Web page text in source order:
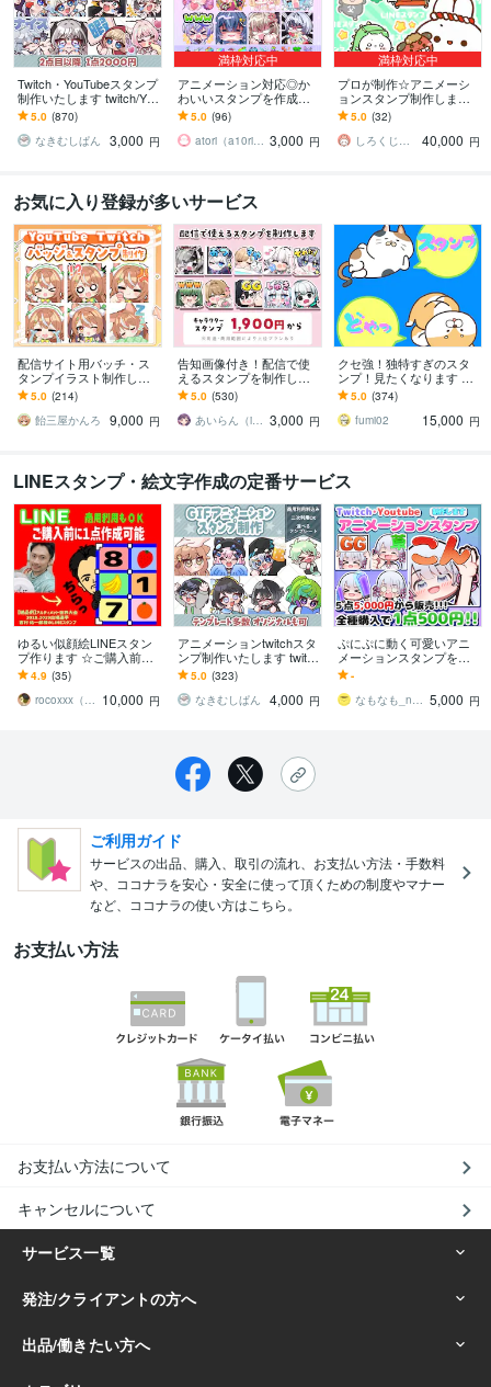
Twitch・YouTubeスタンプ
制作いたします twitch/You
Tube/tiktok配信用スタンプ
制作
5.0 (870)
なきむしぱん
3,000 円
満枠対応中
アニメーション対応◎か
わいいスタンプを作成し
ます 企業実績多数有！Yo
uTube・Twitch・TikTok☆
5.0 (96)
atori（a10ri_p） 3,000 円
満枠対応中
プロが制作☆アニメーシ
ョンスタンプ制作します L
INE、YouTube、Twitch用
アニメスタンプ制作☆
5.0 (32)
しろくじらプラスし
40,000 円
お気に入り登録が多いサービス
配信サイト用バッチ・ス
タンプイラスト制作しま
す 企業実績あり！メンバ
ーシップやサブスク特典
に最適！
5.0 (214)
飴三屋かんろ
9,000 円
告知画像付き！配信で使
えるスタンプを制作しま
す アニメーションスタン
プも対応はじめました！
5.0 (530)
あいらん（iran_stn） 3,000 円
クセ強！独特すぎのスタ
ンプ！見たくなります 大
手企業様お墨付きクオリ
ティ！キャラ映え間違い
ナシ！
5.0 (374)
fumi02
15,000 円
LINEスタンプ・絵文字作成の定番サービス
ゆるい似顔絵LINEスタン
プ作ります ☆ご購入前に
参考イラスト作成可☆著
作権譲渡
4.9 (35)
rocoxxx（ロコ） 10,000 円
アニメーションtwitchスタ
ンプ制作いたします twitch
スタンプ用GIFアニメーシ
ョン
5.0 (323)
なきむしぱん
4,000 円
ぷにぷに動く可愛いアニ
メーションスタンプを作
ります ５点から受け付
け！YouTube・Twitchなど
に！！
-
なもなも_namonamo 5,000 円
ご利用ガイド
サービスの出品、購入、取引の流れ、お支払い方法・手数料
や、ココナラを安心・安全に使って頂くための制度やマナー
など、ココナラの使い方はこちら。
お支払い方法
お支払い方法について
キャンセルについて